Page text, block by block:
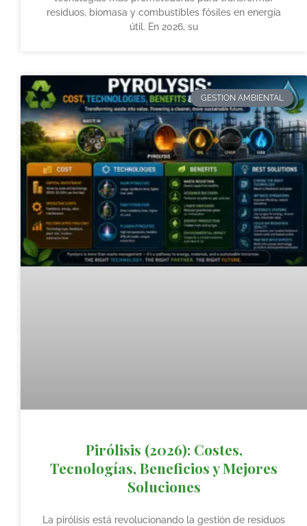
residuos, biomasa y combustibles fósiles en energía
útil. En 2026, su
GESTION AMBIENTAL
Pirólisis (2026): Costes,
Tecnologías, Beneficios y Mejores
Soluciones
La pirólisis está revolucionando la gestión de residuos